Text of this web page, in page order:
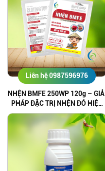
Liên hệ 0987596976
NHỆN BMFE 250WP 120g –
PHÁP ĐẶC TRỊ NHỆN ĐỎ HIỆU
QUẢ